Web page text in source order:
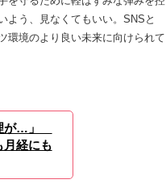
よう、見なくてもいい。SNSと
環境のより良い未来に向けられて
が…」
月経にも